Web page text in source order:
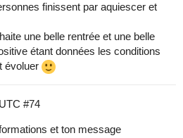
finissent par aquiescer et
une belle rentrée et une belle
étant données les conditions
évoluer
#74
et ton message